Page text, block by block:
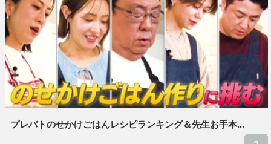
プレバトのせかけごはんレシピランキング＆先生お手本...